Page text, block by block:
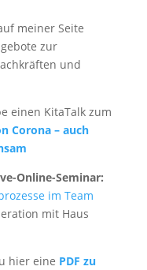
meiner Seite
zur
und
einen KitaTalk zum
Corona – auch
Online-Seminar:
im Team
mit Haus
hier eine PDF zu